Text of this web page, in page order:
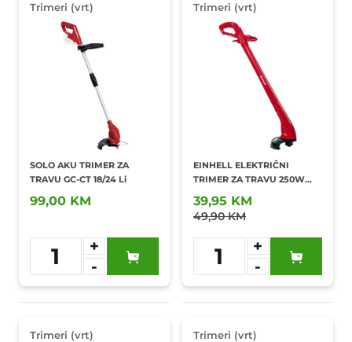
Trimeri (vrt)
SOLO AKU TRIMER ZA
TRAVU GC-CT 18/24 Li
99,00 KM
1
+
-
Dodaj u
omiljene
Trimeri (vrt)
EINHELL ELEKTRIČNI
TRIMER ZA TRAVU 250W
GC-ET 2522
39,95 KM
49,90 KM
1
+
-
Dodaj u
omiljene
Trimeri (vrt) Trimeri (vrt)